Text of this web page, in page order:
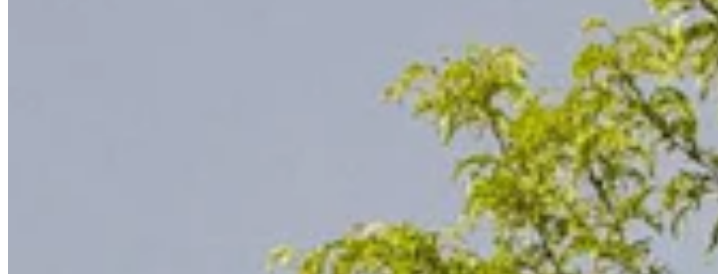
TEAM
facebook |